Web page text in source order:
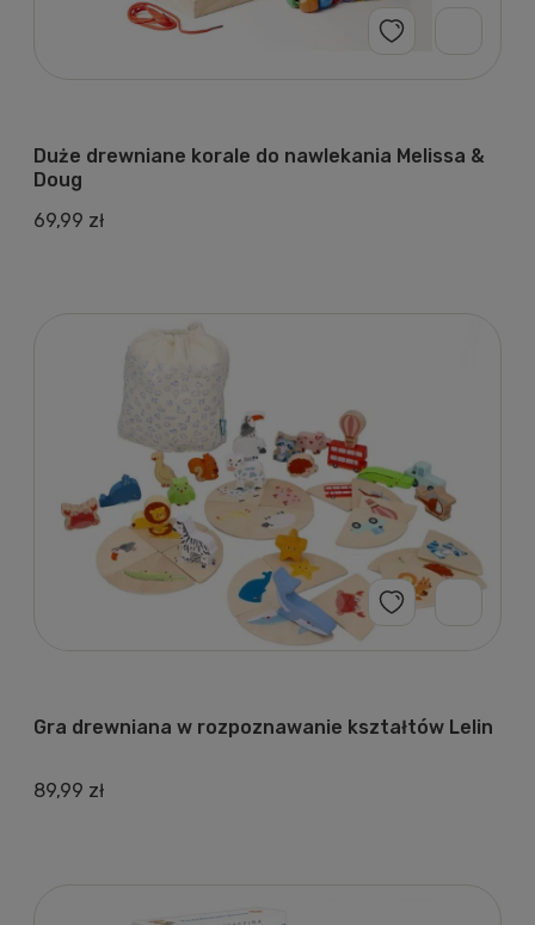
Duże drewniane korale do nawlekania Melissa &
Doug
69,99 zł
Gra drewniana w rozpoznawanie kształtów Lelin
89,99 zł